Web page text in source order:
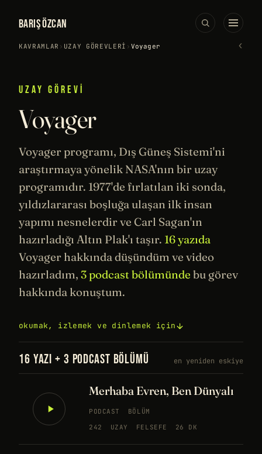
BARIŞ ÖZCAN
KAVRAMLAR › UZAY GÖREVLERI › Voyager ‹
UZAY GÖREVI
Voyager
Voyager programı, Dış Güneş Sistemi'ni
araştırmaya yönelik NASA'nın biruzay
programıdır. 1977'de fırlatılan iki sonda,
yıldızlararası boşluğa ulaşan ilk insan
yapımı nesnelerdir ve Carl Sagan'ın
hazırladığı Altın Plak'ı taşır. 16 yazıda
Voyager hakkında düşündüm ve video
hazırladım, 3 podcast bölümünde bu görev
hakkında konuştum.
okumak, izlemek ve dinlemek için
16 YAZI + 3 PODCAST BÖLÜMÜ en yeniden eskiye
Merhaba Evren, Ben Dünyalı
PODCAST
BÖLÜM
242
UZAY FELSEFE 26 DK